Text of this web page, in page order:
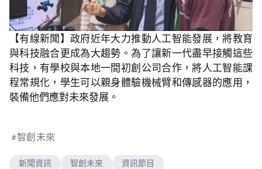
【有線新聞】政府近年大力推動人工智能發展，將教育
與科技融合更成為大趨勢。為了讓新一代盡早接觸這些
科技，有學校與本地一間初創公司合作，將人工智能課
程常規化，學生可以親身體驗機械臂和傳感器的應用，
裝備他們應對未來發展。
智創未來
新聞資訊 智創未來 資訊節目